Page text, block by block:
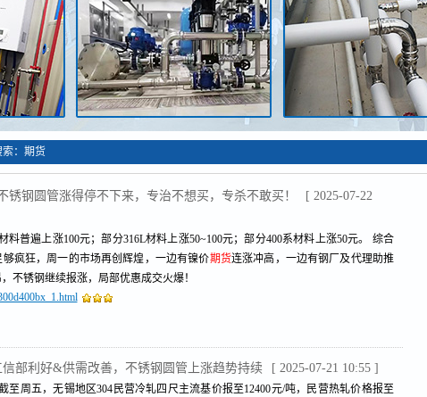
：期货
锈钢圆管涨得停不下来，专治不想买，专杀不敢买！
[ 2025-07-22
料普遍上涨100元；部分316L材料上涨50~100元；部分400系材料上涨50元。 综合
疯狂，周一的市场再创辉煌，一边有镍价期货连涨冲高，一边有钢厂及代理助推
不锈钢继续报涨，局部优惠成交火爆！
部利好&供需改善，不锈钢圆管上涨趋势持续 [ 2025-07-21 10:55 ]
至周五，无锡地区304民营冷轧四尺主流基价报至12400元/吨，民营热轧价格报至